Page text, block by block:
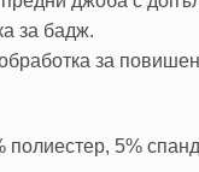
за бадж.
за
5%